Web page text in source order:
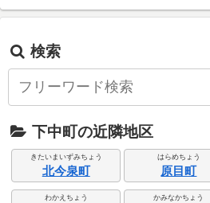
検索
下中町の近隣地区
きたいまいずみちょう
北今泉町
はらめちょう
原目町
わかえちょう かみなかちょう